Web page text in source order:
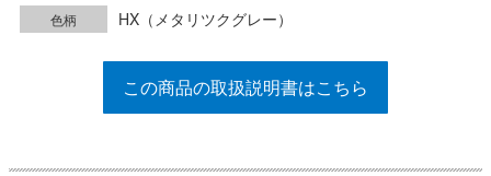
色柄 HX（メタリツクグレー）
この商品の取扱説明書はこちら